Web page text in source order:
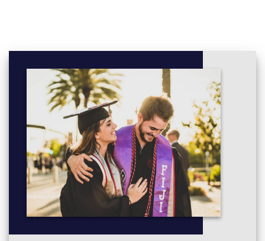
Promote Aboriginal and/or Torres Strait Islander cultural
safety
Support children to connect with their world
Foster the holistic development and wellbeing of the child
in early childhood
Analyse information to inform learning
Implement strategies for the inclusion of all children
Reflect on and improve own professional practice
Establish and implement plans for developing cooperative
behaviour
Design and implement the curriculum to foster children's
learning and development
Establish and maintain a safe and healthy environment for
children